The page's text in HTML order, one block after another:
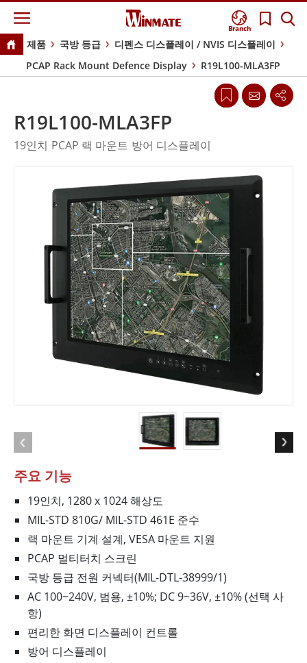
Branch
제품 국방 등급
디펜스 디스플레이 / NVIS 디스플레이
PCAP Rack Mount Defence Display
R19L100-MLA3FP
주요 기능
19인치, 1280 x 1024 해상도
MIL-STD 810G/ MIL-STD 461E 준수
랙 마운트 기계 설계, VESA 마운트 지원
PCAP 멀티터치 스크린
국방 등급 전원 커넥터(MIL-DTL-38999/1)
AC 100~240V, 범용, ±10%; DC 9~36V, ±10% (선택 사
항)
편리한 화면 디스플레이 컨트롤
방어 디스플레이
R19L100-MLA3FP
19인치 PCAP 랙 마운트 방어 디스플레이